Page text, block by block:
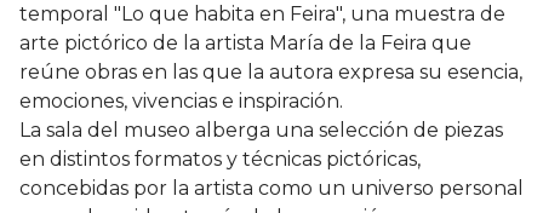
temporal "Lo que habita en Feira", una muestra de
arte pictórico de la artista María de la Feira que
reúne obras en las que la autora expresa su esencia,
emociones, vivencias e inspiración.
La sala del museo alberga una selección de piezas
en distintos formatos y técnicas pictóricas,
concebidas por la artista como un universo personal